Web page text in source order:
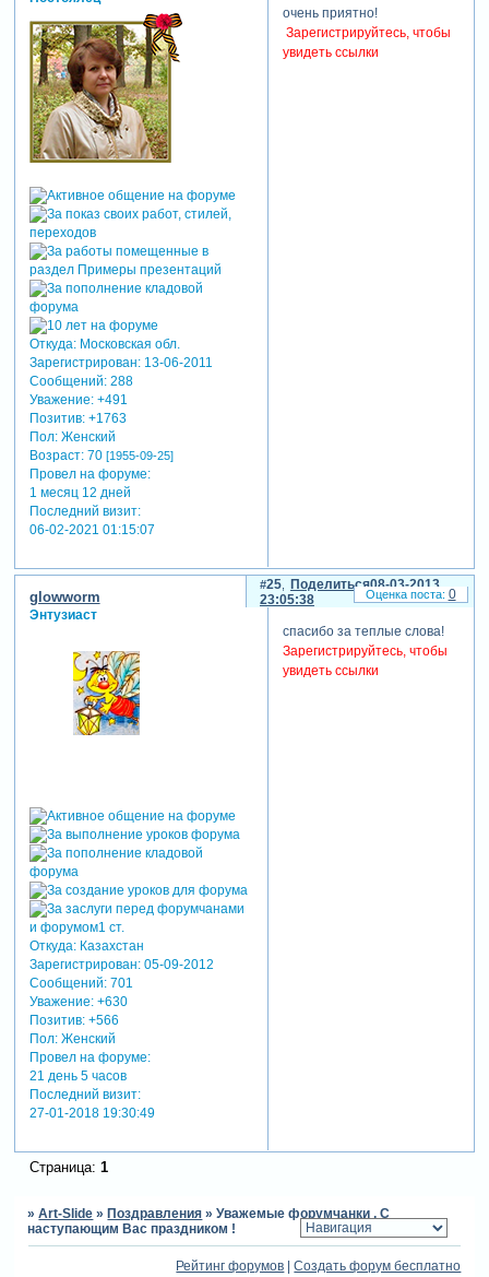
Откуда:Московская обл.
Зарегистрирован: 13-06-2011
Сообщений:288
Уважение: +491
Позитив: +1763
Пол:Женский
Возраст:70 [1955-09-25]
Провел на форуме:
1 месяц 12 дней
Последний визит:
06-02-2021 01:15:07
очень приятно!
Зарегистрируйтесь, чтобы
увидеть ссылки
Поделиться
25
08-03-2013
23:05:38
glowworm
Энтузиаст
Откуда:Казахстан
Зарегистрирован: 05-09-2012
Сообщений:701
Уважение: +630
Позитив: +566
Пол:Женский
Провел на форуме:
21 день 5 часов
Последний визит:
27-01-2018 19:30:49
спасибо за теплые слова!
Зарегистрируйтесь, чтобы
увидеть ссылки
0
Страница: 1
»Art-Slide » Поздравления »Уважемые форумчанки , С
наступающим Вас праздником !
Рейтинг форумов |Создать форум бесплатно